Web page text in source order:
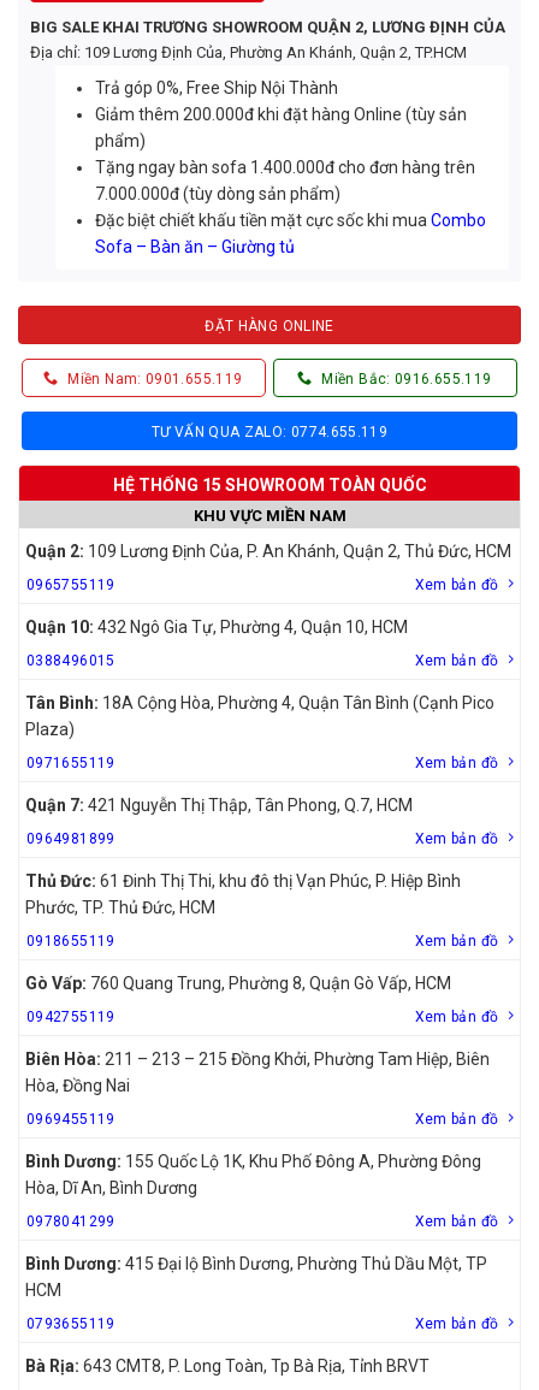
BIG SALE KHAI TRƯƠNG SHOWROOM QUẬN 2, LƯƠNG ĐỊNH CỦA
Địa chỉ: 109 Lương Định Của, Phường An Khánh, Quận 2, TP.HCM
Trả góp 0%, Free Ship Nội Thành
Giảm thêm 200.000đ khi đặt hàng Online (tùy sản
phẩm)
Tặng ngay bàn sofa 1.400.000đ cho đơn hàng trên
7.000.000đ (tùy dòng sản phẩm)
Đặc biệt chiết khấu tiền mặt cực sốc khi muaCombo
Sofa – Bàn ăn – Giường tủ
ĐẶT HÀNG ONLINE
Miền Nam: 0901.655.119 Miền Bắc: 0916.655.119
TƯ VẤN QUA ZALO: 0774.655.119
HỆ THỐNG 15 SHOWROOM TOÀN QUỐC
KHU VỰC MIỀN NAM
Quận 2: 109 Lương Định Của, P. An Khánh, Quận 2, Thủ Đức, HCM
0965755119 Xem bản đồ
Quận 10: 432 Ngô Gia Tự, Phường 4, Quận 10, HCM
0388496015 Xem bản đồ
Tân Bình: 18A Cộng Hòa, Phường 4, Quận Tân Bình (Cạnh Pico
Plaza)
0971655119 Xem bản đồ
Quận 7: 421 Nguyễn Thị Thập, Tân Phong, Q.7, HCM
0964981899 Xem bản đồ
Thủ Đức: 61 Đinh Thị Thi, khu đô thị Vạn Phúc, P. Hiệp Bình
Phước, TP. Thủ Đức, HCM
0918655119 Xem bản đồ
Gò Vấp: 760 Quang Trung, Phường 8, Quận Gò Vấp, HCM
0942755119 Xem bản đồ
Biên Hòa: 211 – 213 – 215 Đồng Khởi, Phường Tam Hiệp, Biên
Hòa, Đồng Nai
0969455119 Xem bản đồ
Bình Dương: 155 Quốc Lộ 1K, Khu Phố Đông A, Phường Đông
Hòa, Dĩ An, Bình Dương
0978041299 Xem bản đồ
Bình Dương: 415 Đại lộ Bình Dương, Phường Thủ Dầu Một, TP
HCM
0793655119 Xem bản đồ
Bà Rịa: 643 CMT8, P. Long Toàn, Tp Bà Rịa, Tỉnh BRVT